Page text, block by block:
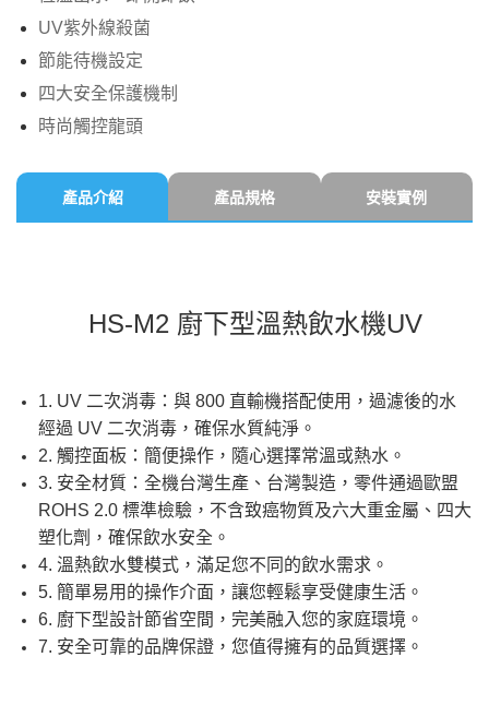
UV紫外線殺菌
節能待機設定
四大安全保護機制
時尚觸控龍頭
產品介紹 產品規格 安裝實例
HS-M2 廚下型溫熱飲水機UV
1. UV 二次消毒：與 800 直輸機搭配使用，過濾後的水
經過 UV 二次消毒，確保水質純淨。
2. 觸控面板：簡便操作，隨心選擇常溫或熱水。
3. 安全材質：全機台灣生產、台灣製造，零件通過歐盟
ROHS 2.0 標準檢驗，不含致癌物質及六大重金屬、四大
塑化劑，確保飲水安全。
4. 溫熱飲水雙模式，滿足您不同的飲水需求。
5. 簡單易用的操作介面，讓您輕鬆享受健康生活。
6. 廚下型設計節省空間，完美融入您的家庭環境。
7. 安全可靠的品牌保證，您值得擁有的品質選擇。